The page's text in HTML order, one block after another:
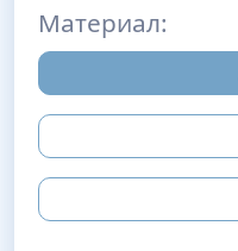
Материал: